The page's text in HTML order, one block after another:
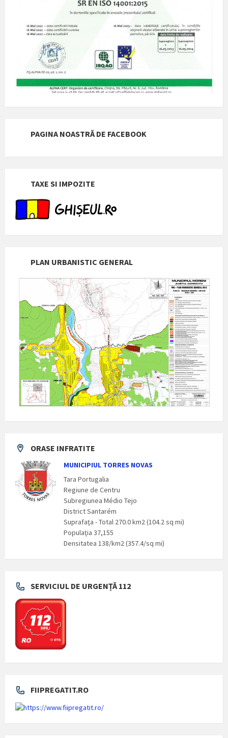
PAGINA NOASTRĂ DE FACEBOOK
TAXE SI IMPOZITE
PLAN URBANISTIC GENERAL
ORASE INFRATITE
MUNICIPIUL TORRES NOVAS
Tara Portugalia
Regiune de Centru
Subregiunea Médio Tejo
District Santarém
Suprafaţa - Total 270.0 km2 (104.2 sq mi)
Populaţia 37,155
Densitatea 138/km2 (357.4/sq mi)
SERVICIUL DE URGENȚĂ 112
FIIPREGATIT.RO